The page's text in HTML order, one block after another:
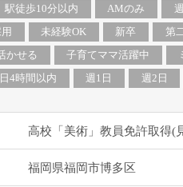
駅徒歩10分以内 AMのみ
未経験OK 新卒 第
かせる
子育てママ活躍中
4時間以内 週1日 週2日
高校「美術」教員免許取得(
福岡県福岡市博多区